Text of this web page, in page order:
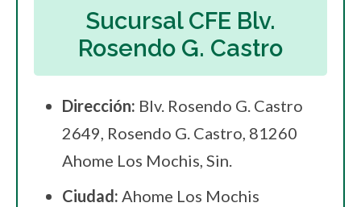
Sucursal CFE Blv.
Rosendo G. Castro
Dirección: Blv. Rosendo G. Castro
2649, Rosendo G. Castro, 81260
Ahome Los Mochis, Sin.
Ciudad: Ahome Los Mochis